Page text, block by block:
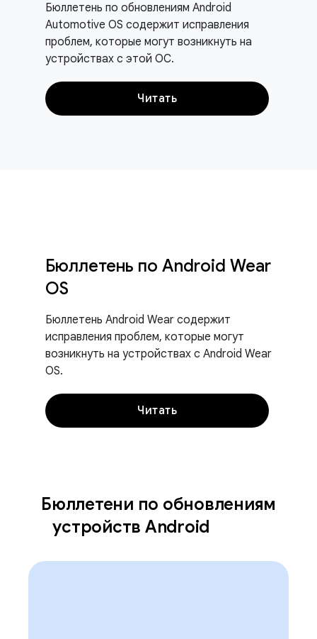
Бюллетень по обновлениям Android
Automotive OS содержит исправления
проблем, которые могут возникнуть на
устройствах с этой ОС.
Читать
Бюллетень по Android Wear
OS
Бюллетень Android Wear содержит
исправления проблем, которые могут
возникнуть на устройствах с Android Wear
OS.
Читать
Бюллетени по обновлениям
устройств Android